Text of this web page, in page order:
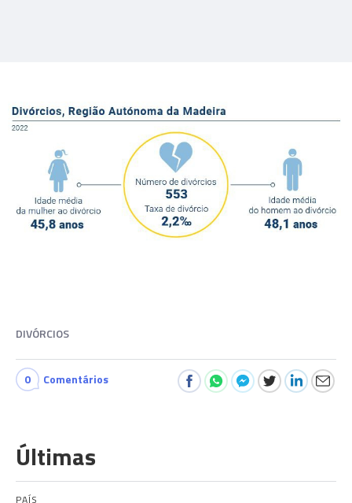
DIVÓRCIOS
0 Comentários
Últimas
PAÍS